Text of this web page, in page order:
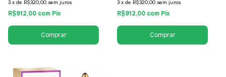
3 x de R$320,00 sem juros
R$912,00 com Pix
3 x de R$320,00 sem juros
R$912,00 com Pix